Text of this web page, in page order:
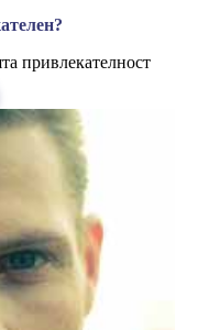
привлекателност